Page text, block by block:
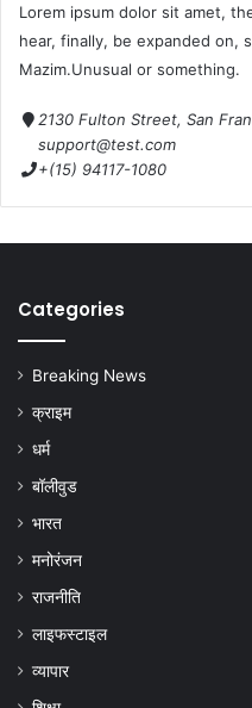
Lorem ipsum dolor sit amet,
hear, finally, be expanded on,
Mazim.Unusual or something.
2130 Fulton Street, San
support@test.com
+(15) 94117-1080
Categories
Breaking News
क्राइम
धर्म
बॉलीवुड
भारत
मनोरंजन
राजनीति
लाइफस्टाइल
व्यापार